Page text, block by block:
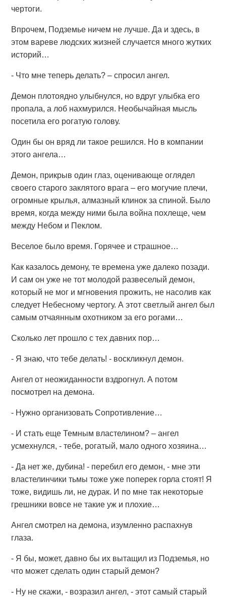
чертоги.
Впрочем, Подземье ничем не лучше. Да и здесь, в
этом вареве людских жизней случается много жутких
историй…
- Что мне теперь делать? – спросил ангел.
Демон плотоядно улыбнулся, но вдруг улыбка его
пропала, а лоб нахмурился. Необычайная мысль
посетила его рогатую голову.
Один бы он вряд ли такое решился. Но в компании
этого ангела…
Демон, прикрыв один глаз, оценивающе оглядел
своего старого заклятого врага – его могучие плечи,
огромные крылья, алмазный клинок за спиной. Было
время, когда между ними была война похлеще, чем
между Небом и Пеклом.
Веселое было время. Горячее и страшное…
Как казалось демону, те времена уже далеко позади.
И сам он уже не тот молодой развеселый демон,
который не мог и мгновения прожить, не насолив как
следует Небесному чертогу. А этот светлый ангел был
самым отчаянным охотником за его рогами…
Сколько лет прошло с тех давних пор…
- Я знаю, что тебе делать! - воскликнул демон.
Ангел от неожиданности вздрогнул. А потом
посмотрел на демона.
- Нужно организовать Сопротивление…
- И стать еще Темным властелином? – ангел
усмехнулся, - тебе, рогатый, мало одного хозяина…
- Да нет же, дубина! - перебил его демон, - мне эти
властелинчики тьмы тоже уже поперек горла стоят! Я
тоже, видишь ли, не дурак. И по мне так некоторые
грешники вовсе не такие уж и плохие…
Ангел смотрел на демона, изумленно распахнув
глаза.
- Я бы, может, давно бы их вытащил из Подземья, но
что может сделать один старый демон?
- Ну не скажи, - возразил ангел, - этот самый старый